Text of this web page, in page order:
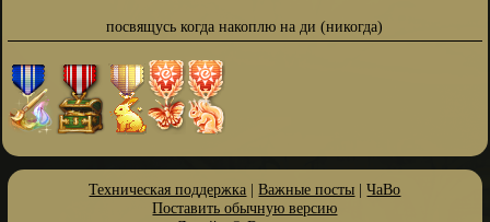
посвящусь когда накоплю на ди (никогда)
Техническая поддержка |Важные посты |ЧаВо
Поставить обычную версию